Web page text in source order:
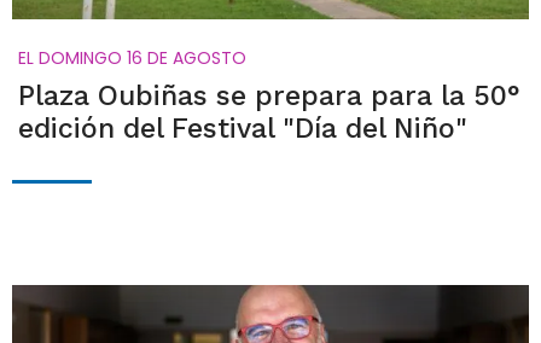
EL DOMINGO 16 DE AGOSTO
Plaza Oubiñas se prepara para la 50°
edición del Festival "Día del Niño"